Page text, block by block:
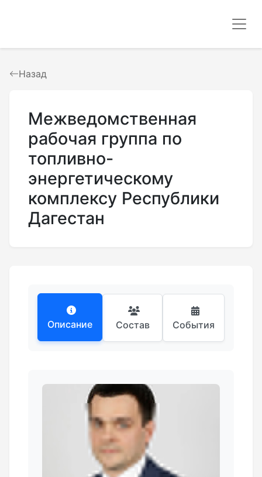
Назад
Межведомственная
рабочая группа по
топливно-
энергетическому
комплексу Республики
Дагестан
Описание Состав События